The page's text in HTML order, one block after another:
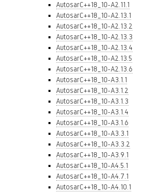
AutosarC++18_10-A2.11.1
AutosarC++18_10-A2.13.1
AutosarC++18_10-A2.13.2
AutosarC++18_10-A2.13.3
AutosarC++18_10-A2.13.4
AutosarC++18_10-A2.13.5
AutosarC++18_10-A2.13.6
AutosarC++18_10-A3.1.1
AutosarC++18_10-A3.1.2
AutosarC++18_10-A3.1.3
AutosarC++18_10-A3.1.4
AutosarC++18_10-A3.1.6
AutosarC++18_10-A3.3.1
AutosarC++18_10-A3.3.2
AutosarC++18_10-A3.9.1
AutosarC++18_10-A4.5.1
AutosarC++18_10-A4.7.1
AutosarC++18_10-A4.10.1